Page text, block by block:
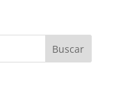
Buscar